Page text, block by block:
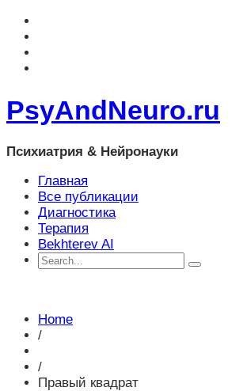
PsyAndNeuro.ru
Психиатрия & Нейронауки
Главная
Все публикации
Диагностика
Терапия
Bekhterev AI
Home
/
/
Правый квадрат